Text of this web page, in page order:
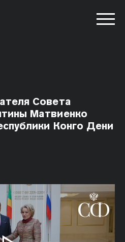
Совета
Матвиенко
Конго Дени